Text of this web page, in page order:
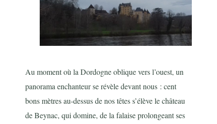
Au moment où la Dordogne oblique vers l’ouest, un
panorama enchanteur se révèle devant nous : cent
bons mètres au-dessus de nos têtes s’élève le château
de Beynac, qui domine, de la falaise prolongeant ses